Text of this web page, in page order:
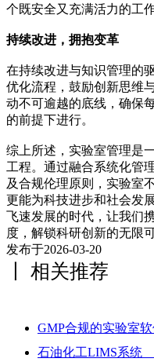
个既安全又充满活力的工作
持续改进，拥抱变革
在持续改进与知识管理的
优化流程，鼓励创新思维
动不可逾越的底线，确保
的前提下进行。
综上所述，实验室管理是
工程。通过融合系统化管
及合规伦理原则，实验室
更能为科技进步和社会发
飞速发展的时代，让我们
度，解锁科研创新的无限可
发布于2026-03-20
丨 相关推荐
GMP合规的实验室
石油化工LIMS系统